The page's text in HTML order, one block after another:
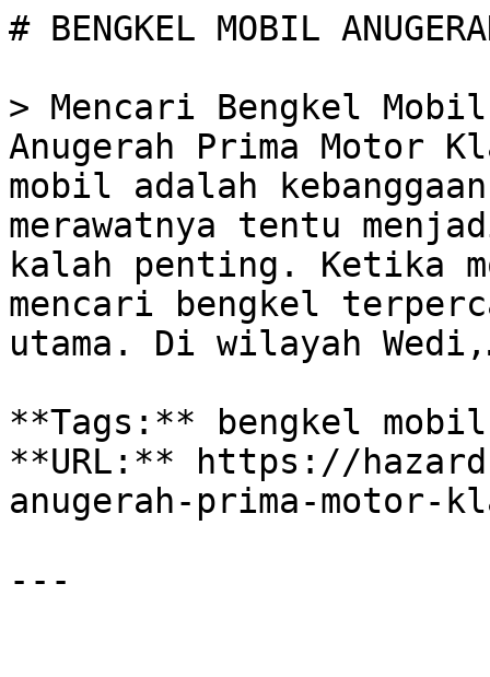
# BENGKEL MOBIL
> Mencari Bengkel
Anugerah Prima Motor
mobil adalah
merawatnya tentu
kalah penting. Ketika
mencari bengkel
utama. Di wilayah
**Tags:** bengkel
**URL:** https://
anugerah-prima-motor-
---